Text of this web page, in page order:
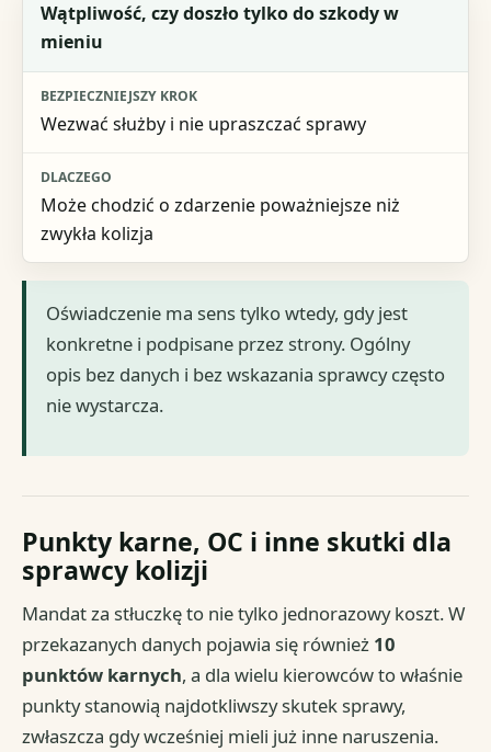
Wątpliwość, czy doszło tylko do szkody w
mieniu
Wezwać służby i nie upraszczać sprawy
Może chodzić o zdarzenie poważniejsze niż
zwykła kolizja
Oświadczenie ma sens tylko wtedy, gdy jest
konkretne i podpisane przez strony. Ogólny
opis bez danych i bez wskazania sprawcy często
nie wystarcza.
Punkty karne, OC i inne skutki dla
sprawcy kolizji
Mandat za stłuczkę to nie tylko jednorazowy koszt. W
przekazanych danych pojawia się również 10
punktów karnych, a dla wielu kierowców to właśnie
punkty stanowią najdotkliwszy skutek sprawy,
zwłaszcza gdy wcześniej mieli już inne naruszenia.